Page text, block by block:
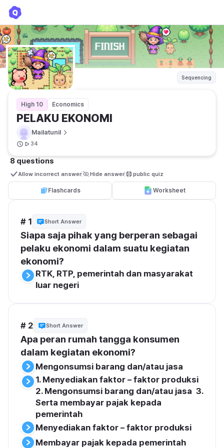
Sequencing
High 10 Economics
PELAKU EKONOMI
Mailatunil
34
8 questions
Allow incorrect answer Hide answer public quiz
Flashcards Worksheet
# 1 Short Answer
Siapa saja pihak yang berperan sebagai
pelaku ekonomi dalam suatu kegiatan
ekonomi?
RTK, RTP, pemerintah dan masyarakat
luar negeri
# 2 Short Answer
Apa peran rumah tangga konsumen
dalam kegiatan ekonomi?
Mengonsumsi barang dan/atau jasa
1. Menyediakan faktor – faktor produksi
2. Mengonsumsi barang dan/atau jasa  3.
Serta membayar pajak kepada
pemerintah
Menyediakan faktor – faktor produksi
Membayar pajak kepada pemerintah